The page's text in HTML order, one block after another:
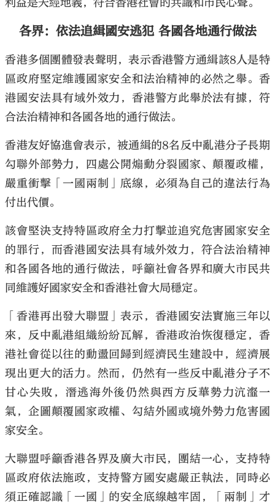
利益是天經地義，符合香港社會的共識和市民心聲。
各界：依法追緝國安逃犯 各國各地通行做法
香港多個團體發表聲明，表示香港警方通緝該8人是特
區政府堅定維護國家安全和法治精神的必然之舉。香
港國安法具有域外效力，香港警方此舉於法有據，符
合法治精神和各國各地的通行做法。
香港友好協進會表示，被通緝的8名反中亂港分子長期
勾聯外部勢力，四處公開煽動分裂國家、顛覆政權，
嚴重衝擊「一國兩制」底線，必須為自己的違法行為
付出代價。
該會堅決支持特區政府全力打擊並追究危害國家安全
的罪行，而香港國安法具有域外效力，符合法治精神
和各國各地的通行做法，呼籲社會各界和廣大市民共
同維護好國家安全和香港社會大局穩定。
「香港再出發大聯盟」表示，香港國安法實施三年以
來，反中亂港組織紛紛瓦解，香港政治恢復穩定，香
港社會從以往的動盪回歸到經濟民生建設中，經濟展
現出更大的活力。然而，仍然有一些反中亂港分子不
甘心失敗，潛逃海外後仍然與西方反華勢力沆瀣一
氣，企圖顛覆國家政權、勾結外國或境外勢力危害國
家安全。
大聯盟呼籲香港各界及廣大市民，團結一心，支持特
區政府依法施政，支持警方國安處嚴正執法，同時必
須正確認識「一國」的安全底線越牢固，「兩制」才